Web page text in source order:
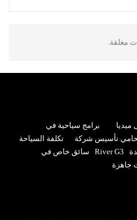
مغلقة.
برامج سياحية في
تأسيس شركة
تكلفة السياحة
River G3
سائق خاص في
جاهزة